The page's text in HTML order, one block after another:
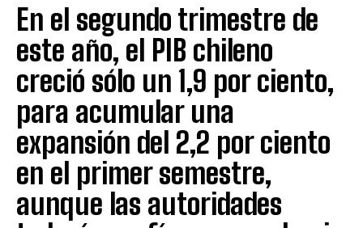
En el segundo trimestre de
este año, el PIB chileno
creció sólo un 1,9 por ciento,
para acumular una
expansión del 2,2 por ciento
en el primer semestre,
aunque las autoridades